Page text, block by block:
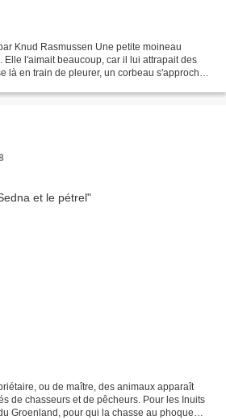
Knud Rasmussen Une petite moineau
Elle l'aimait beaucoup, car il lui attrapait des
là en train de pleurer, un corbeau s'approcha
ou de maître, des animaux apparaît
de chasseurs et de pêcheurs. Pour les Inuits
Groenland, pour qui la chasse au phoque